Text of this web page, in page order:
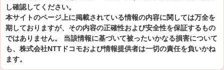
し確認してください。
本サイトのページ上に掲載されている情報の内容に関しては万全を
期しておりますが、その内容の正確性および安全性を保証するもの
ではありません。 当該情報に基づいて被ったいかなる損害について
も、株式会社NTTドコモおよび情報提供者は一切の責任を負いかね
ます。